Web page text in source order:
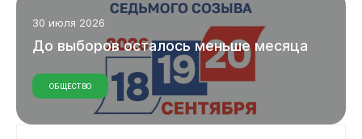
30 июля 2026
До выборовосталосьменьше месяца
ОБЩЕСТВО